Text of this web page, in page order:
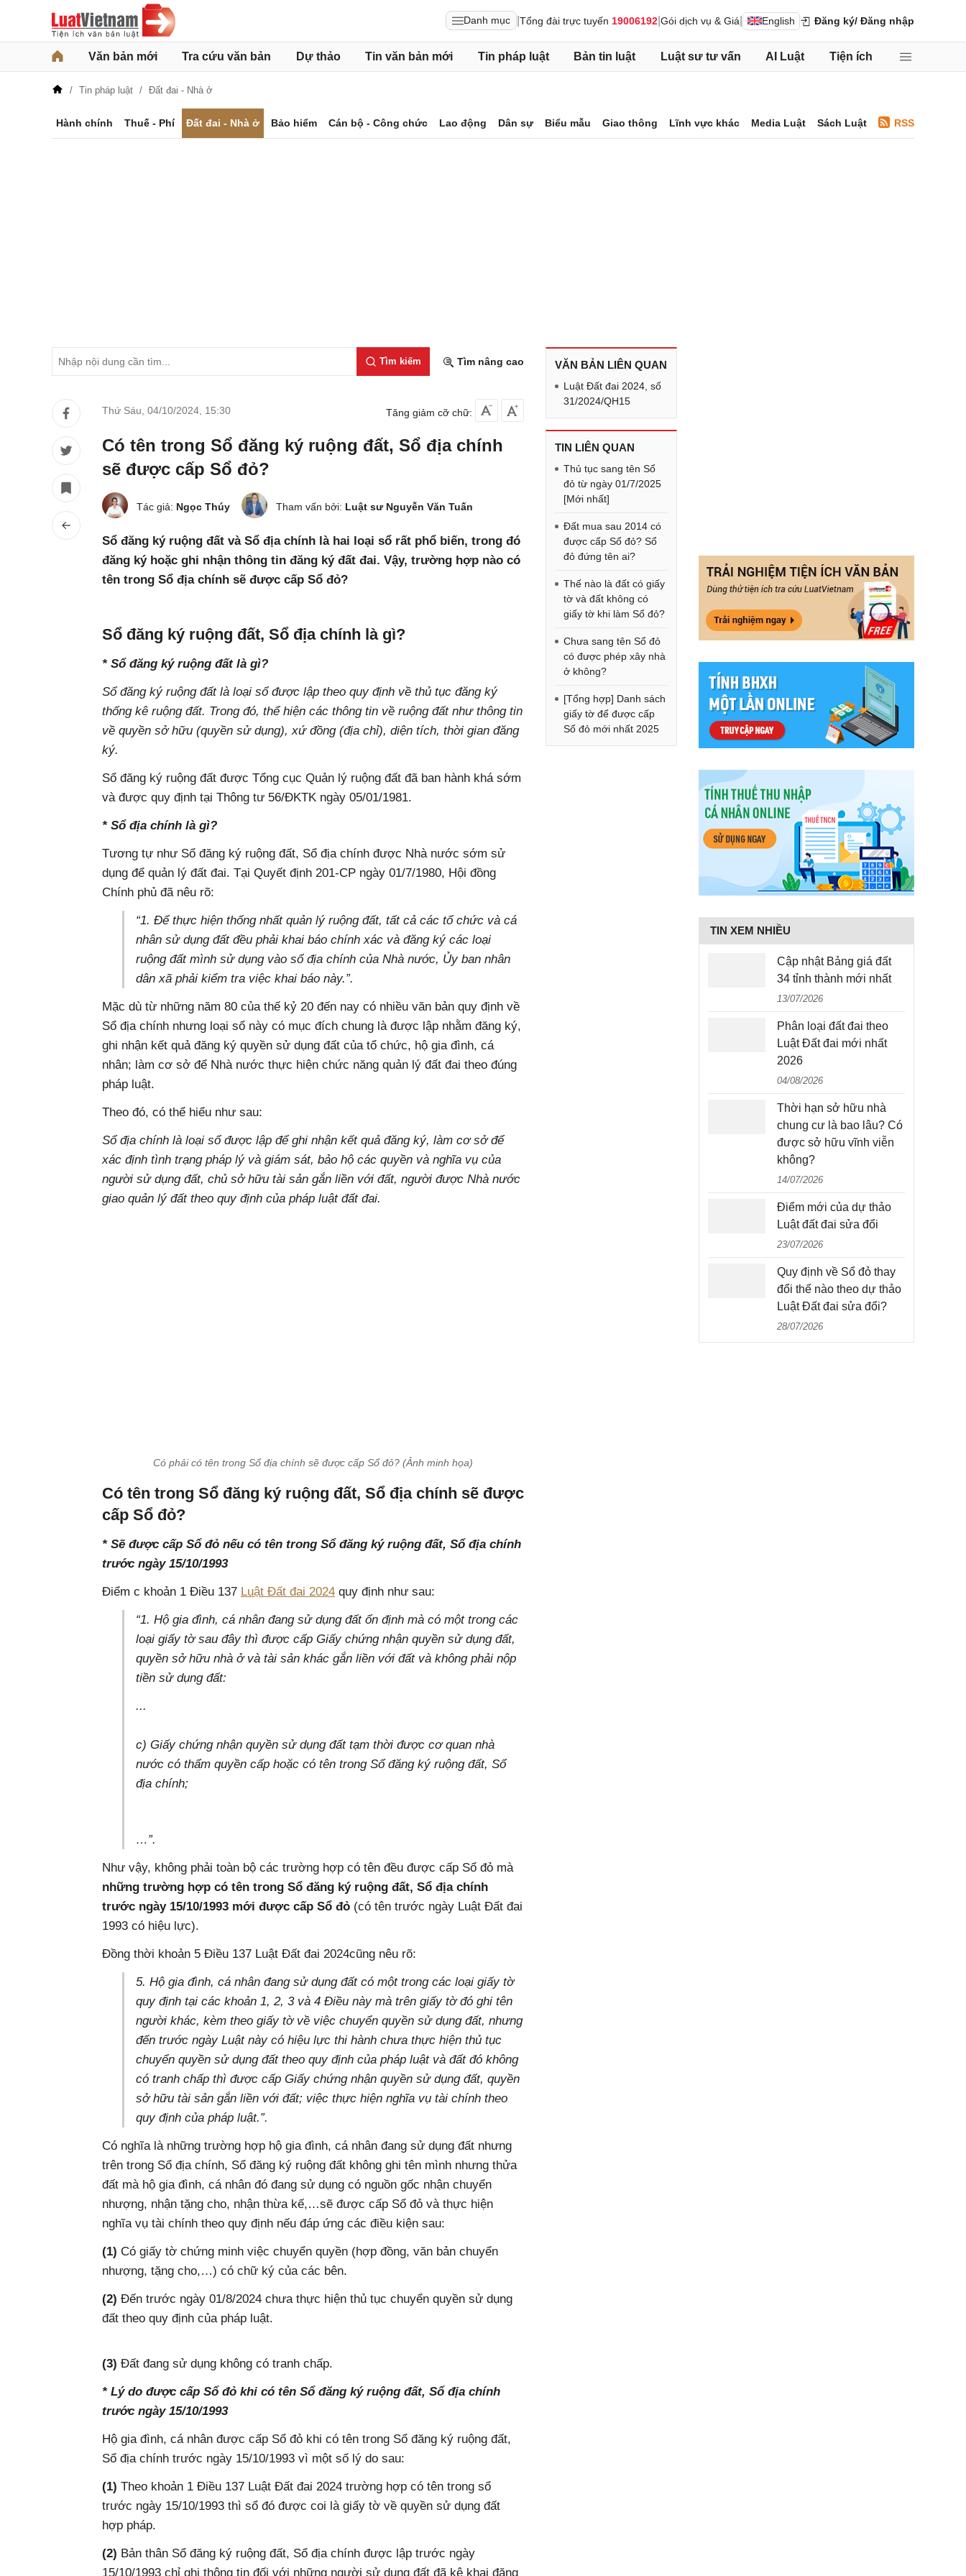
Danh mục Tổng đài trực tuyến 19006192 Gói dịch vụ & Giá English Đăng ký/ Đăng nhập
Văn bản mới Tra cứu văn bản Dự thảo Tin văn bản mới Tin pháp luật Bản tin luật Luật sư tư vấn AI Luật Tiện ích
Tin pháp luật Đất đai - Nhà ở
Hành chính Thuế - Phí Đất đai - Nhà ở Bảo hiểm Cán bộ - Công chức Lao động Dân sự Biểu mẫu Giao thông Lĩnh vực khác Media Luật Sách Luật RSS
Tìm kiếm Tìm nâng cao
Thứ Sáu, 04/10/2024 15:30 Tăng giảm cỡ chữ:
Có tên trong Sổ đăng ký ruộng đất, Sổ địa chính
sẽ được cấp Sổ đỏ?
Tác giả: Ngọc Thúy Tham vấn bởi: Luật sư Nguyễn Văn Tuấn
Sổ đăng ký ruộng đất và Sổ địa chính là hai loại sổ rất phổ biến, trong đó
đăng ký hoặc ghi nhận thông tin đăng ký đất đai. Vậy, trường hợp nào có
tên trong Sổ địa chính sẽ được cấp Sổ đỏ?
Sổ đăng ký ruộng đất, Sổ địa chính là gì?
* Sổ đăng ký ruộng đất là gì?
Sổ đăng ký ruộng đất là loại sổ được lập theo quy định về thủ tục đăng ký
thống kê ruộng đất. Trong đó, thể hiện các thông tin về ruộng đất như thông tin
về quyền sở hữu (quyền sử dụng), xứ đồng (địa chỉ), diện tích, thời gian đăng
ký.
Sổ đăng ký ruộng đất được Tổng cục Quản lý ruộng đất đã ban hành khá sớm
và được quy định tại Thông tư 56/ĐKTK ngày 05/01/1981.
* Sổ địa chính là gì?
Tương tự như Sổ đăng ký ruộng đất, Sổ địa chính được Nhà nước sớm sử
dụng để quản lý đất đai. Tại Quyết định 201-CP ngày 01/7/1980, Hội đồng
Chính phủ đã nêu rõ:
“1. Để thực hiện thống nhất quản lý ruộng đất, tất cả các tổ chức và cá
nhân sử dụng đất đều phải khai báo chính xác và đăng ký các loại
ruộng đất mình sử dụng vào sổ địa chính của Nhà nước, Ủy ban nhân
dân xã phải kiểm tra việc khai báo này.”.
Mặc dù từ những năm 80 của thế kỷ 20 đến nay có nhiều văn bản quy định về
Sổ địa chính nhưng loại sổ này có mục đích chung là được lập nhằm đăng ký,
ghi nhận kết quả đăng ký quyền sử dụng đất của tổ chức, hộ gia đình, cá
nhân; làm cơ sở để Nhà nước thực hiện chức năng quản lý đất đai theo đúng
pháp luật.
Theo đó, có thể hiểu như sau:
Sổ địa chính là loại sổ được lập để ghi nhận kết quả đăng ký, làm cơ sở để
xác định tình trạng pháp lý và giám sát, bảo hộ các quyền và nghĩa vụ của
người sử dụng đất, chủ sở hữu tài sản gắn liền với đất, người được Nhà nước
giao quản lý đất theo quy định của pháp luật đất đai.
Có phải có tên trong Sổ địa chính sẽ được cấp Sổ đỏ? (Ảnh minh họa)
Có tên trong Sổ đăng ký ruộng đất, Sổ địa chính sẽ được
cấp Sổ đỏ?
* Sẽ được cấp Sổ đỏ nếu có tên trong Sổ đăng ký ruộng đất, Sổ địa chính
trước ngày 15/10/1993
Điểm c khoản 1 Điều 137 Luật Đất đai 2024 quy định như sau:
“1. Hộ gia đình, cá nhân đang sử dụng đất ổn định mà có một trong các
loại giấy tờ sau đây thì được cấp Giấy chứng nhận quyền sử dụng đất,
quyền sở hữu nhà ở và tài sản khác gắn liền với đất và không phải nộp
tiền sử dụng đất:
...
c) Giấy chứng nhận quyền sử dụng đất tạm thời được cơ quan nhà
nước có thẩm quyền cấp hoặc có tên trong Sổ đăng ký ruộng đất, Sổ
địa chính;
…”.
Như vậy, không phải toàn bộ các trường hợp có tên đều được cấp Sổ đỏ mà
những trường hợp có tên trong Sổ đăng ký ruộng đất, Sổ địa chính
trước ngày 15/10/1993 mới được cấp Sổ đỏ (có tên trước ngày Luật Đất đai
1993 có hiệu lực).
Đồng thời khoản 5 Điều 137 Luật Đất đai 2024cũng nêu rõ:
5. Hộ gia đình, cá nhân đang sử dụng đất có một trong các loại giấy tờ
quy định tại các khoản 1, 2, 3 và 4 Điều này mà trên giấy tờ đó ghi tên
người khác, kèm theo giấy tờ về việc chuyển quyền sử dụng đất, nhưng
đến trước ngày Luật này có hiệu lực thi hành chưa thực hiện thủ tục
chuyển quyền sử dụng đất theo quy định của pháp luật và đất đó không
có tranh chấp thì được cấp Giấy chứng nhận quyền sử dụng đất, quyền
sở hữu tài sản gắn liền với đất; việc thực hiện nghĩa vụ tài chính theo
quy định của pháp luật.”.
Có nghĩa là những trường hợp hộ gia đình, cá nhân đang sử dụng đất nhưng
trên trong Sổ địa chính, Sổ đăng ký ruộng đất không ghi tên mình nhưng thửa
đất mà hộ gia đình, cá nhân đó đang sử dụng có nguồn gốc nhận chuyển
nhượng, nhận tặng cho, nhận thừa kế,…sẽ được cấp Sổ đỏ và thực hiện
nghĩa vụ tài chính theo quy định nếu đáp ứng các điều kiện sau:
(1) Có giấy tờ chứng minh việc chuyển quyền (hợp đồng, văn bản chuyển
nhượng, tặng cho,…) có chữ ký của các bên.
(2) Đến trước ngày 01/8/2024 chưa thực hiện thủ tục chuyển quyền sử dụng
đất theo quy định của pháp luật.
(3) Đất đang sử dụng không có tranh chấp.
* Lý do được cấp Sổ đỏ khi có tên Sổ đăng ký ruộng đất, Sổ địa chính
trước ngày 15/10/1993
Hộ gia đình, cá nhân được cấp Sổ đỏ khi có tên trong Sổ đăng ký ruộng đất,
Sổ địa chính trước ngày 15/10/1993 vì một số lý do sau:
(1) Theo khoản 1 Điều 137 Luật Đất đai 2024 trường hợp có tên trong sổ
trước ngày 15/10/1993 thì sổ đó được coi là giấy tờ về quyền sử dụng đất
hợp pháp.
(2) Bản thân Sổ đăng ký ruộng đất, Sổ địa chính được lập trước ngày
15/10/1993 chỉ ghi thông tin đối với những người sử dụng đất đã kê khai đăng
VĂN BẢN LIÊN QUAN
Luật Đất đai 2024, số
31/2024/QH15
TIN LIÊN QUAN
Thủ tục sang tên Sổ
đỏ từ ngày 01/7/2025
[Mới nhất]
Đất mua sau 2014 có
được cấp Sổ đỏ? Sổ
đỏ đứng tên ai?
Thế nào là đất có giấy
tờ và đất không có
giấy tờ khi làm Sổ đỏ?
Chưa sang tên Sổ đỏ
có được phép xây nhà
ở không?
[Tổng hợp] Danh sách
giấy tờ để được cấp
Sổ đỏ mới nhất 2025
TIN XEM NHIỀU
Cập nhật Bảng giá đất
34 tỉnh thành mới nhất
13/07/2026
Phân loại đất đai theo
Luật Đất đai mới nhất
2026
04/08/2026
Thời hạn sở hữu nhà
chung cư là bao lâu? Có
được sở hữu vĩnh viễn
không?
14/07/2026
Điểm mới của dự thảo
Luật đất đai sửa đổi
23/07/2026
Quy định về Sổ đỏ thay
đổi thế nào theo dự thảo
Luật Đất đai sửa đổi?
28/07/2026